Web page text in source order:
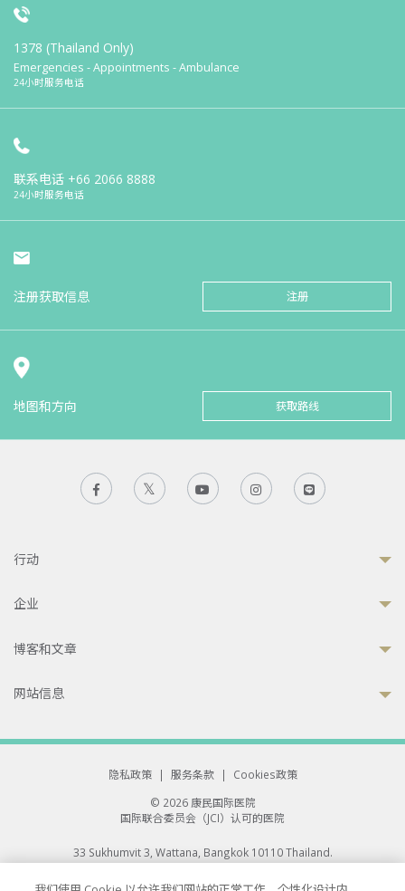
1378 (Thailand Only)
Emergencies - Appointments - Ambulance
24小时服务电话
联系电话 +66 2066 8888
24小时服务电话
注册获取信息 注册
地图和方向 获取路线
行动
企业
博客和文章
网站信息
隐私政策 | 服务条款 |
Cookies政策
© 2026 康民国际医院
国际联合委员会（JCI）认可的医院
33 Sukhumvit 3, Wattana, Bangkok 10110 Thailand.
All rights reserved.